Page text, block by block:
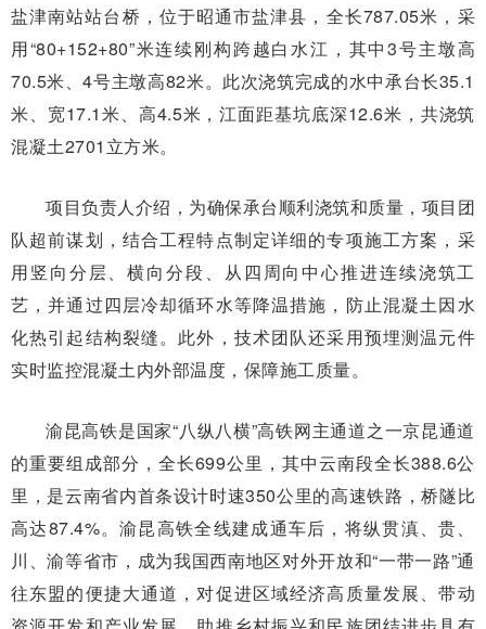
盐津南站站台桥，位于昭通市盐津县，全长787.05米，采
用“80+152+80”米连续刚构跨越白水江，其中3号主墩高
70.5米、4号主墩高82米。此次浇筑完成的水中承台长35.1
米、宽17.1米、高4.5米，江面距基坑底深12.6米，共浇筑
混凝土2701立方米。
项目负责人介绍，为确保承台顺利浇筑和质量，项目团
队超前谋划，结合工程特点制定详细的专项施工方案，采
用竖向分层、横向分段、从四周向中心推进连续浇筑工
艺，并通过四层冷却循环水等降温措施，防止混凝土因水
化热引起结构裂缝。此外，技术团队还采用预埋测温元件
实时监控混凝土内外部温度，保障施工质量。
渝昆高铁是国家“八纵八横”高铁网主通道之一京昆通道
的重要组成部分，全长699公里，其中云南段全长388.6公
里，是云南省内首条设计时速350公里的高速铁路，桥隧比
高达87.4%。渝昆高铁全线建成通车后，将纵贯滇、贵、
川、渝等省市，成为我国西南地区对外开放和“一带一路”通
往东盟的便捷大通道，对促进区域经济高质量发展、带动